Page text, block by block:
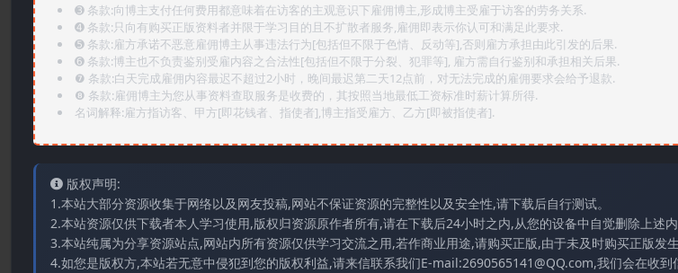
➌️ 条款:向博主支付任何费用都意味着在访客的主观意识下雇佣博主,形成博主受雇于访客的劳务关系.
➍️ 条款:只向有购买正版资料者并限于学习目的且不扩散者服务,雇佣即表示你认可和满足此要求.
➎ 条款:雇方承诺不恶意雇佣博主从事违法行为[包括但不限于色情、反动等],否则雇方承担由此引发的后果.
➏️ 条款:博主也不负责鉴别受雇内容之合法性[包括但不限于分裂、犯罪等], 雇方需自行鉴别和承担相关后果.
❼ 条款:白天完成雇佣内容最迟不超过2小时，晚间最迟第二天12点前，对无法完成的雇佣要求会给予退款.
❽ 条款:雇佣博主为您从事资料查取服务是收费的，其按照当地最低工资标准时薪计算所得.
名词解释:雇方指访客、甲方[即花钱者、指使者],博主指受雇方、乙方[即被指使者].
版权声明:
1.本站大部分资源收集于网络以及网友投稿,网站不保证资源的完整性以及安全性,请下载后自行测试。
2.本站资源仅供下载者本人学习使用,版权归资源原作者所有,请在下载后24小时之内,从您的设备中自觉删除上述内
3.本站纯属为分享资源站点,网站内所有资源仅供学习交流之用,若作商业用途,请购买正版,由于未及时购买正版发
4.如您是版权方,本站若无意中侵犯到您的版权利益,请来信联系我们E-mail:2690565141@QQ.com,我们会在收到